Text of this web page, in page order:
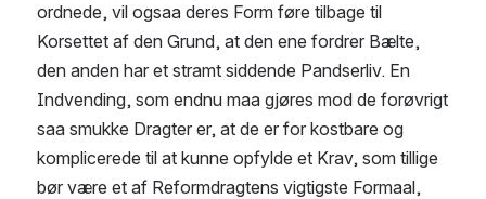
ordnede, vil ogsaa deres Form føre tilbage til
Korsettet af den Grund, at den ene fordrer Bælte,
den anden har et stramt siddende Pandserliv. En
Indvending, som endnu maa gjøres mod de forøvrigt
saa smukke Dragter er, at de er for kostbare og
komplicerede til at kunne opfylde et Krav, som tillige
bør være et af Reformdragtens vigtigste Formaal,